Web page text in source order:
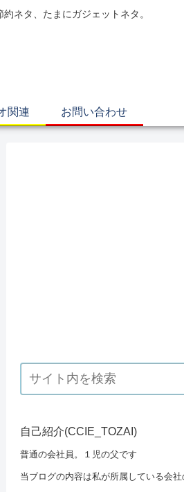
ネタ、たまにガジェットネタ。
関連 お問い合わせ
自己紹介(CCIE_TOZAI)
普通の会社員。１児の父です
当ブログの内容は私が所属している会社